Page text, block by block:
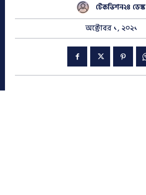
টেকভিশন২৪ ডেস্ক
অক্টোবর ১, ২০২১